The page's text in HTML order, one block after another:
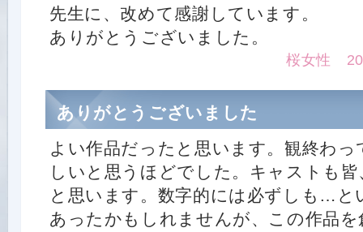
先生に、改めて感謝しています。
ありがとうございました。
桜女性
ありがとうございました
よい作品だったと思います。観終わ
しいと思うほどでした。キャストも
と思います。数字的には必ずしも…と
あったかもしれませんが、この作品